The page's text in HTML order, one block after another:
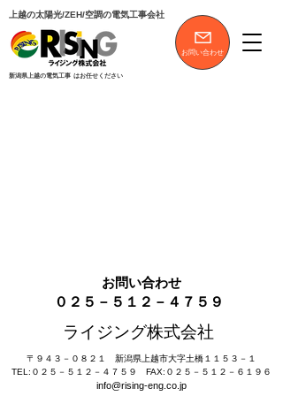
上越の太陽光/ZEH/空調の電気工事会社
お問い合わせ
新潟県上越の電気工事 はお任せください
お問い合わせ
​０２５－５１２－４７５９
ライジング株式会社
​〒９４３－０８２１ 新潟県上越市大字土橋１１５３－１
TEL:０２５－５１２－４７５９​ FAX:０２５－５１２－６１９６
info@rising-eng.co.jp